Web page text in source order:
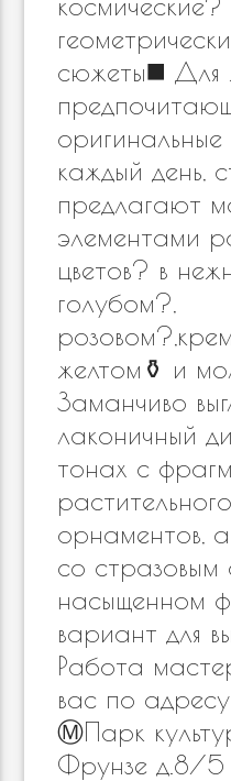
сюжеты◼️ Для
каждый день,
предлагают
элементами
цветов? в
голубом?,
желтом⚱️ и
Заманчиво
лаконичный
тонах с
орнаментов, а
со
насыщенном
вариант для
Работа
вас по
Ⓜ️Парк
Фрунзе д.8/5